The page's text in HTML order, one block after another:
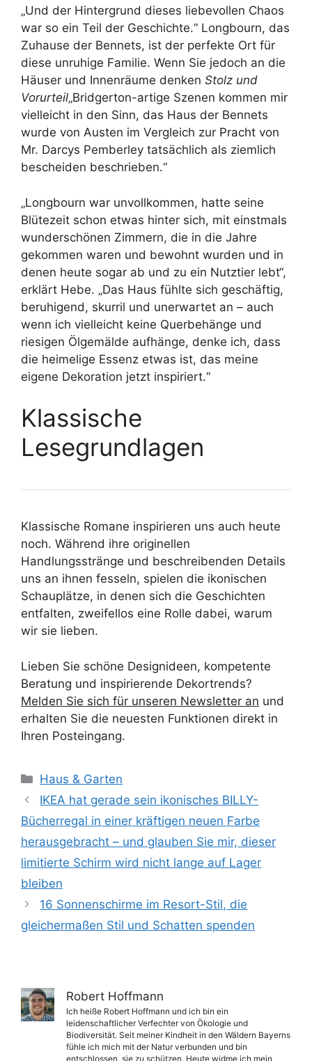
„Und der Hintergrund dieses liebevollen Chaos
war so ein Teil der Geschichte.“ Longbourn, das
Zuhause der Bennets, ist der perfekte Ort für
diese unruhige Familie. Wenn Sie jedoch an die
Häuser und Innenräume denken Stolz und
Vorurteil„Bridgerton-artige Szenen kommen mir
vielleicht in den Sinn, das Haus der Bennets
wurde von Austen im Vergleich zur Pracht von
Mr. Darcys Pemberley tatsächlich als ziemlich
bescheiden beschrieben.“
„Longbourn war unvollkommen, hatte seine
Blütezeit schon etwas hinter sich, mit einstmals
wunderschönen Zimmern, die in die Jahre
gekommen waren und bewohnt wurden und in
denen heute sogar ab und zu ein Nutztier lebt“,
erklärt Hebe. „Das Haus fühlte sich geschäftig,
beruhigend, skurril und unerwartet an – auch
wenn ich vielleicht keine Querbehänge und
riesigen Ölgemälde aufhänge, denke ich, dass
die heimelige Essenz etwas ist, das meine
eigene Dekoration jetzt inspiriert.“
Klassische
Lesegrundlagen
Klassische Romane inspirieren uns auch heute
noch. Während ihre originellen
Handlungsstränge und beschreibenden Details
uns an ihnen fesseln, spielen die ikonischen
Schauplätze, in denen sich die Geschichten
entfalten, zweifellos eine Rolle dabei, warum
wir sie lieben.
Lieben Sie schöne Designideen, kompetente
Beratung und inspirierende Dekortrends?
Melden Sie sich für unseren Newsletter an und
erhalten Sie die neuesten Funktionen direkt in
Ihren Posteingang.
Kategorien
Haus & Garten
IKEA hat gerade sein ikonisches BILLY-
Bücherregal in einer kräftigen neuen Farbe
herausgebracht – und glauben Sie mir, dieser
limitierte Schirm wird nicht lange auf Lager
bleiben
16 Sonnenschirme im Resort-Stil, die
gleichermaßen Stil und Schatten spenden
Robert Hoffmann
Ich heiße Robert Hoffmann und ich bin ein
leidenschaftlicher Verfechter von Ökologie und
Biodiversität. Seit meiner Kindheit in den Wäldern Bayerns
fühle ich mich mit der Natur verbunden und bin
entschlossen, sie zu schützen. Heute widme ich mein